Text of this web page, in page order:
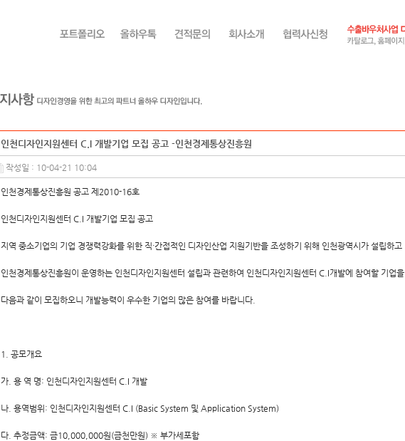
인천디자인지원센터 C.I 개발기업 모집 공고 -인천경제통상진흥원
작성일 : 10-04-21 10:04
인천경제통상진흥원 공고 제2010-16호
인천디자인지원센터 C.I 개발기업 모집 공고
지역 중소기업의 기업 경쟁력강화를 위한 직·간접적인 디자인산업 지원기반을 조성하기 위해 인천광역시가 설립하고
인천경제통상진흥원이 운영하는 인천디자인지원센터 설립과 관련하여 인천디자인지원센터 C.I개발에 참여할 기업을
다음과 같이 모집하오니 개발능력이 우수한 기업의 많은 참여를 바랍니다.
1. 공모개요
가. 용 역 명: 인천디자인지원센터 C.I 개발
나. 용역범위: 인천디자인지원센터 C.I (Basic System 및 Application System)
다. 추정금액: 금10,000,000원(금천만원) ※ 부가세포함